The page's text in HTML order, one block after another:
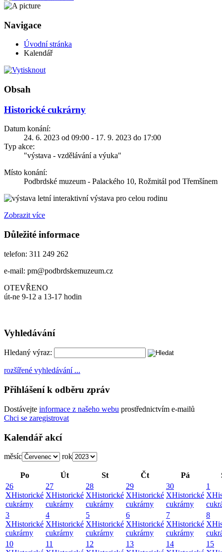
Navigace
Úvodní stránka
Kalendář
Obsah
Historické cukrárny
Datum konání:
24. 6. 2023 od 09:00 - 17. 9. 2023 do 17:00
Typ akce:
"výstava - vzdělávání a výuka"
Místo konání:
Podbrdské muzeum - Palackého 10, Rožmitál pod Třemšínem
letní interaktivní výstava pro celou rodinu
Zobrazit více
Důležité informace
telefon: 311 249 262
e-mail: pm@podbrdskemuzeum.cz
OTEVŘENO
út-ne 9-12 a 13-17 hodin
Vyhledávání
Hledaný výraz:
rozšířené vyhledávání ...
Přihlášení k odběru zpráv
Dostávejte informace z našeho webu prostřednictvím e-mailů
Chci se zaregistrovat
Kalendář akcí
měsíc rok
Po Út St Čt Pá
26
XHistorické
cukrárny
27
XHistorické
cukrárny
28
XHistorické
cukrárny
29
XHistorické
cukrárny
30
XHistorické
cukrárny
1
X
3
XHistorické
cukrárny
4
XHistorické
cukrárny
5
XHistorické
cukrárny
6
XHistorické
cukrárny
7
XHistorické
cukrárny
8
X
10
11
12
13
14
15